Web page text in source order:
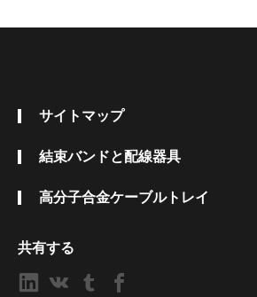
サイトマップ
結束バンドと配線器具
高分子合金ケーブルトレイ
共有する